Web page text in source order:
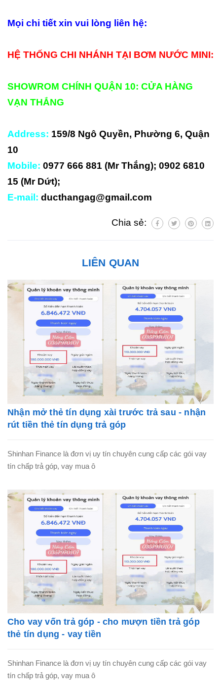
Mọi chi tiết xin vui lòng liên hệ:
HỆ THỐNG CHI NHÁNH TẠI BƠM NƯỚC MINI:
SHOWROM CHÍNH QUẬN 10: CỬA HÀNG
VẠN THẮNG
Address: 159/8 Ngô Quyền, Phường 6, Quận
10
Mobile: 0977 666 881 (Mr Thắng); 0902 6810
15 (Mr Dứt);
E-mail: ducthangag@gmail.com
Chia sẻ:
LIÊN QUAN
Nhận mở thẻ tín dụng xài trước trả sau - nhận
rút tiền thẻ tín dụng trả góp
Shinhan Finance là đơn vị uy tín chuyên cung cấp các gói vay
tín chấp trả góp, vay mua ô
Cho vay vốn trả góp - cho mượn tiền trả góp
thẻ tín dụng - vay tiền
Shinhan Finance là đơn vị uy tín chuyên cung cấp các gói vay
tín chấp trả góp, vay mua ô